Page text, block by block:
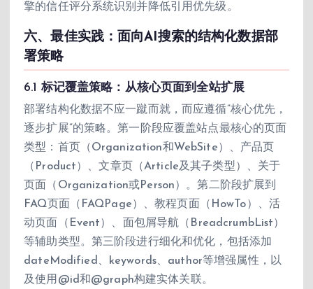
擎的信任评分系统识别并降低引用优先级。
六、最佳实践：面向AI搜索的结构化数据部
署策略
6.1 标记覆盖策略：从核心页面到全站扩展
部署结构化数据不应一蹴而就，而应遵循”核心优先，
逐步扩展”的策略。第一阶段应覆盖站点最核心的页面
类型：首页（Organization和WebSite）、产品页
（Product）、文章页（Article及其子类型）、关于
页面（Organization或Person）。第二阶段扩展到
FAQ页面（FAQPage）、教程页面（HowTo）、活
动页面（Event）、面包屑导航（BreadcrumbList）
等辅助类型。第三阶段进行细化和优化，包括添加
dateModified、keywords、author等增强属性，以
及使用@id和@graph构建实体关联。